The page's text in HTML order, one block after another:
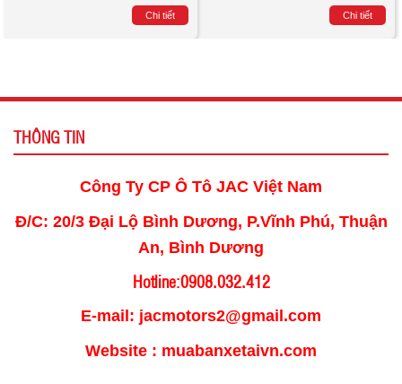
Chi tiết Chi tiết
THÔNG TIN
Công Ty CP Ô Tô JAC Việt Nam
Đ/C: 20/3 Đại Lộ Bình Dương, P.Vĩnh Phú, Thuận
An, Bình Dương
Hotline:0908.032.412
E-mail: jacmotors2@gmail.com
Website : muabanxetaivn.com